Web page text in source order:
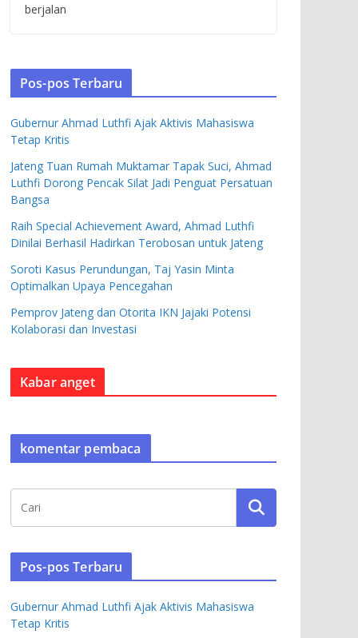
berjalan
Pos-pos Terbaru
Gubernur Ahmad Luthfi Ajak Aktivis Mahasiswa
Tetap Kritis
Jateng Tuan Rumah Muktamar Tapak Suci, Ahmad
Luthfi Dorong Pencak Silat Jadi Penguat Persatuan
Bangsa
Raih Special Achievement Award, Ahmad Luthfi
Dinilai Berhasil Hadirkan Terobosan untuk Jateng
Soroti Kasus Perundungan, Taj Yasin Minta
Optimalkan Upaya Pencegahan
Pemprov Jateng dan Otorita IKN Jajaki Potensi
Kolaborasi dan Investasi
Kabar anget
komentar pembaca
Pos-pos Terbaru
Gubernur Ahmad Luthfi Ajak Aktivis Mahasiswa
Tetap Kritis